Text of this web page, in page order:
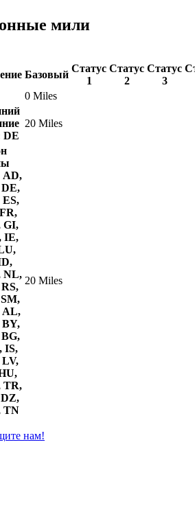
мили
Базовый
Статус
1
Статус
2
Статус
3
0 Miles
DE
20 Miles
AD,
GI,
IE,
NL,
AL,
BY,
IS,
TR,
TN
20 Miles
нам!